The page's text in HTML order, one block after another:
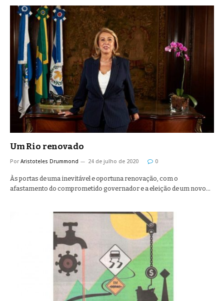
Um Rio renovado
Por Aristoteles Drummond 24 de julho de 2020 0
Às portas de uma inevitável e oportuna renovação, com o
afastamento do comprometido governador e a eleição de um novo…